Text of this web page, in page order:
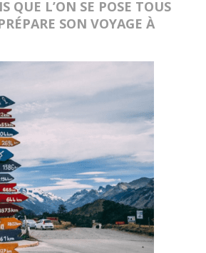
QUE L’ON SE POSE TOUS
SON VOYAGE À